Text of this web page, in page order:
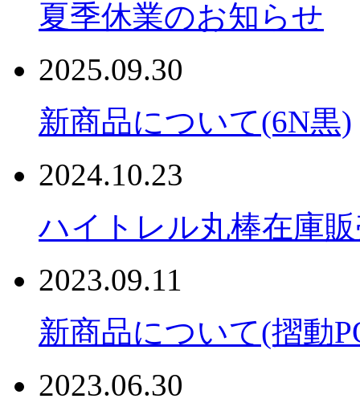
夏季休業のお知らせ
2025.09.30
新商品について(6N黒)
2024.10.23
ハイトレル丸棒在庫
2023.09.11
新商品について(摺動
2023.06.30